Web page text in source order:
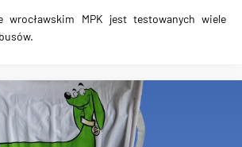
wrocławskim MPK jest testowanych wiele
.